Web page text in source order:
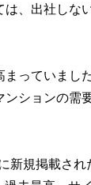
は、出社しな
まっていまし
ンションの需
新規掲載され